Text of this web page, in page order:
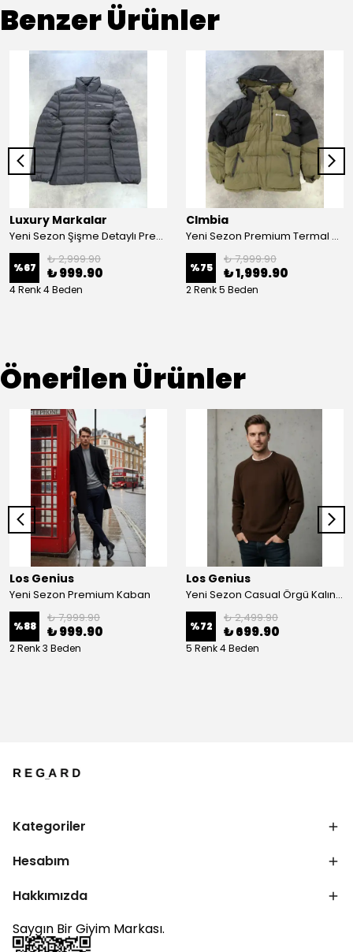
Benzer Ürünler
Luxury Markalar
Yeni Sezon Şişme Detaylı Premium Mont
%67
₺ 2,999.90
₺ 999.90
4 Renk 4 Beden
Clmbia
Yeni Sezon Premium Termal Özel Termal Kar Montu
%75
₺ 7,999.90
₺ 1,999.90
2 Renk 5 Beden
Önerilen Ürünler
Los Genius
Yeni Sezon Premium Kaban
%88
₺ 7,999.90
₺ 999.90
2 Renk 3 Beden
Los Genius
Yeni Sezon Casual Örgü Kalın Kazak
%72
₺ 2,499.90
₺ 699.90
5 Renk 4 Beden
Kategoriler
Hesabım
Hakkımızda
Saygın Bir Giyim Markası.